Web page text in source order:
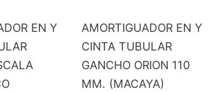
EN Y
AMORTIGUADOR EN Y
CINTA TUBULAR
GANCHO ORION 110
MM. (MACAYA)